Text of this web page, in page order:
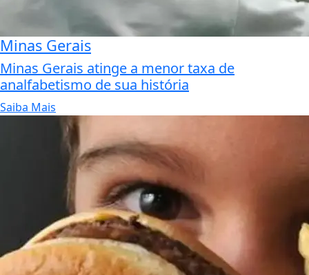
Minas Gerais
Minas Gerais atinge a menor taxa de
analfabetismo de sua história
Saiba Mais